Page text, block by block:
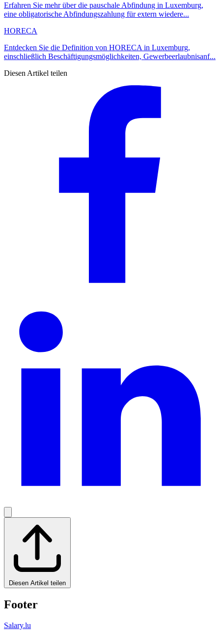
Erfahren Sie mehr über die pauschale Abfindung in Luxemburg,
eine obligatorische Abfindungszahlung für extern wiedere...
HORECA
Entdecken Sie die Definition von HORECA in Luxemburg,
einschließlich Beschäftigungsmöglichkeiten, Gewerbeerlaubnisanf...
Diesen Artikel teilen
Diesen Artikel teilen
Footer
Salary.lu